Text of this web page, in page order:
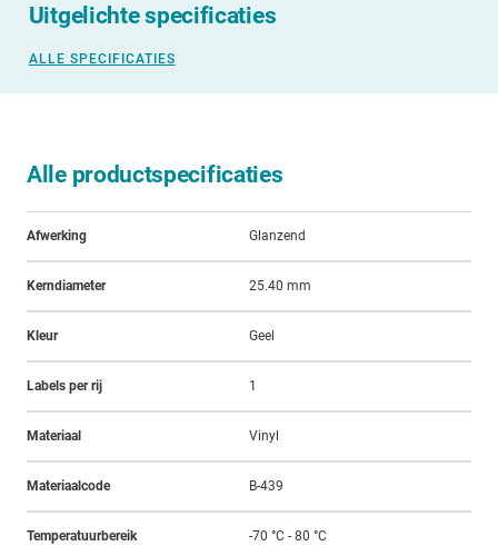
Uitgelichte specificaties
ALLE SPECIFICATIES
Alle productspecificaties
Afwerking Glanzend
Kerndiameter 25.40 mm
Kleur Geel
Labels per rij 1
Materiaal Vinyl
Materiaalcode B-439
Temperatuurbereik -70 °C - 80 °C